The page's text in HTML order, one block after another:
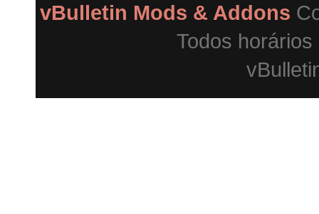
vBulletin Mods & Addons
Todos